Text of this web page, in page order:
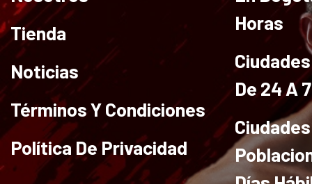
Creatina
monohidrato
Tienda
Noticias
Términos Y Condiciones
Política De Privacidad
Horas
De 24 A